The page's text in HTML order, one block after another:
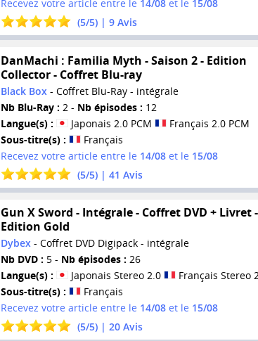
Recevez votre article entre le 14/08et le 15/08
(5/5) | 9Avis
DanMachi : Familia Myth - Saison 2 - Edition
Collector - Coffret Blu-ray
Black Box- Coffret Blu-Ray - intégrale
Nb Blu-Ray : 2 - Nb épisodes : 12
Langue(s) :
Japonais 2.0 PCM
Français 2.0 PCM
Sous-titre(s) :
Français
Recevez votre article entre le 14/08et le 15/08
(5/5) | 41 Avis
Gun X Sword - Intégrale - Coffret DVD + Livret -
Edition Gold
Dybex- Coffret DVD Digipack - intégrale
Nb DVD : 5 - Nb épisodes : 26
Langue(s) :
Japonais Stereo 2.0
Français Stereo
Sous-titre(s) :
Français
Recevez votre article entre le 14/08et le 15/08
(5/5) | 20Avis